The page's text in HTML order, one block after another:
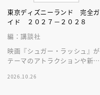
東京ディズニーランド 完全ガ
イド ２０２７－２０２８
編：講談社
映画『シュガー・ラッシュ』が
テーマのアトラクションや新生
東京ディズニーランドの最新情
2026.10.26